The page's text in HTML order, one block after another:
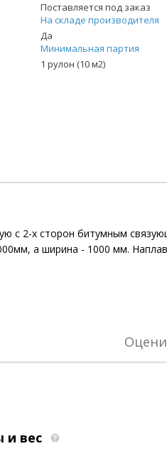
Поставляется под заказ
На складе производителя
Да
Минимальная партия
1 рулон (10 м2)
с 2-х сторон битумным
а ширина - 1000 мм.
и вес